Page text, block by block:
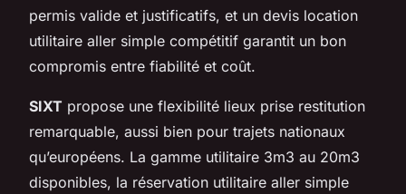
permis valide et justificatifs, et un devis location
utilitaire aller simple compétitif garantit un bon
compromis entre fiabilité et coût.
SIXT propose une flexibilité lieux prise restitution
remarquable, aussi bien pour trajets nationaux
qu’européens. La gamme utilitaire 3m3 au 20m3
disponibles, la réservation utilitaire aller simple